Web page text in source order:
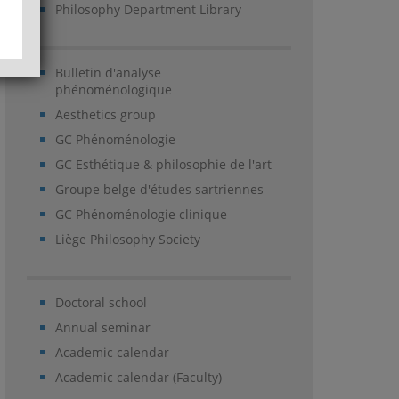
Philosophy Department Library
Bulletin d'analyse
phénoménologique
Aesthetics group
GC Phénoménologie
GC Esthétique & philosophie de l'art
Groupe belge d'études sartriennes
GC Phénoménologie clinique
Liège Philosophy Society
Doctoral school
Annual seminar
Academic calendar
Academic calendar (Faculty)